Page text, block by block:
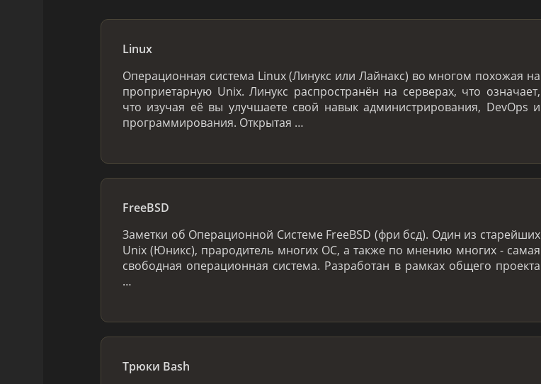
Linux
Операционная система Linux (Линукс или Лайнакс) во многом похожая на
проприетарную Unix. Линукс распространён на серверах, что означает,
что изучая её вы улучшаете свой навык администрирования, DevOps и
программирования. Открытая …
FreeBSD
Заметки об Операционной Системе FreeBSD (фри бсд). Один из старейших
Unix (Юникс), прародитель многих ОС, а также по мнению многих - самая
свободная операционная система. Разработан в рамках общего проекта
…
Трюки Bash